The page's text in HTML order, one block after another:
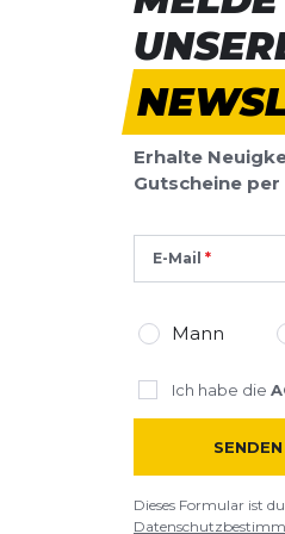
Erhalte
Gutscheine per
E-Mail
Mann
Ich habe die
SENDEN
Dieses Formular ist